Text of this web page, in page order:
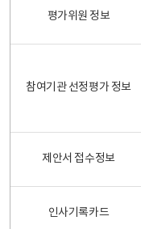
평가위원 정보
참여기관 선정평가 정보
제안서 접수정보
인사기록카드